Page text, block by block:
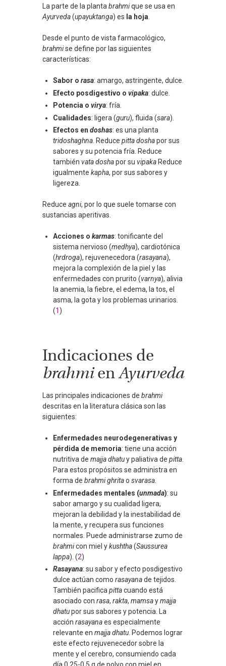
La parte de la plantabrahmique se usa en
Ayurveda(upayuktanga) es la hoja.
Desde el punto de vista farmacológico,
brahmise define por las siguientes
características:
Sabor o rasa: amargo, astringente, dulce.
Efecto posdigestivo o vipaka: dulce.
Potencia o virya: fría.
Cualidades: ligera (guru), fluida (sara).
Efectos en doshas: es una planta
tridoshaghna. Reduce pitta doshapor sus
sabores y su potencia fría. Reduce
también vata doshapor su vipaka Reduce
igualmente kapha, por sus sabores y
ligereza.
Reduce agni, por lo que suele tomarse con
sustancias aperitivas.
Acciones o karmas: tonificante del
sistema nervioso (medhya), cardiotónica
(hrdroga), rejuvenecedora (rasayana),
mejora la complexión de la piel y las
enfermedades con prurito (varnya), alivia
la anemia, la fiebre, el edema, la tos, el
asma, la gota y los problemas urinarios.
(1)
Indicaciones de
brahmienAyurveda
Las principales indicaciones de brahmi
descritas en la literatura clásica son las
siguientes:
Enfermedades neurodegenerativas y
pérdida de memoria: tiene una acción
nutritiva de majja dhatuy paliativa de pitta.
Para estos propósitos se administra en
forma de brahmi ghritao svarasa.
Enfermedades mentales (unmada): su
sabor amargo y su cualidad ligera,
mejoran la debilidad y la inestabilidad de
la mente, y recupera sus funciones
normales. Puede administrarse zumo de
brahmicon miel ykushtha(Saussurea
lappa). (2)
Rasayana: su sabor y efecto posdigestivo
dulce actúan como rasayanade tejidos.
También pacificapittacuando está
asociado con rasa, rakta, mamsaymajja
dhatupor sus sabores y potencia. La
acción rasayanaes especialmente
relevante en majja dhatu. Podemos lograr
este efecto rejuvenecedor sobre la
mente y el cerebro, consumiendo cada